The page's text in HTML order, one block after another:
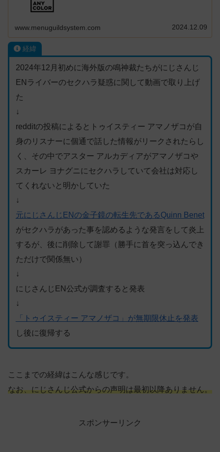
www.menuguildsystem.com 2024.12.09
経緯
2024年12月初めに海外版の鳴神裁たちがにじさんじ
ENライバーのセクハラ疑惑に関して動画で取り上げ
た
↓
redditの投稿によるとトゥイスティー アマノザコが自
身のリスナーに個通で話した情報がリークされたらし
く、その中でアスター アルカディアがアマノザコや
スカーレ ヨナグニにセクハラしていて会社は対応し
てくれないと明かしていた
↓
元にじさんじENの金子鏡の転生先であるQuinn Benet
がセクハラがあった事を認めるような発言をして炎上
するが、後に削除して謝罪（勝手に首を突っ込んでき
ただけで関係無い）
↓
にじさんじEN公式が調査すると発表
↓
「トゥイスティー アマノザコ」が無期限休止を発表
し後に復帰する
ここまでの経緯はこんな感じです。
なお、にじさんじ公式からの声明は最初以降ありません。
スポンサーリンク